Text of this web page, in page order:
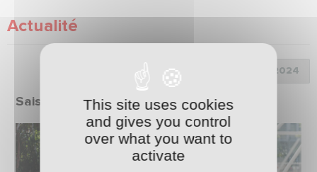
Actualité
Choix de la saison :
Saison 2023/2024This site uses cookies
and gives you control
over what you want to
activate